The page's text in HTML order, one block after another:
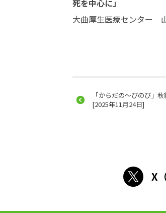
死を中心に」
大曲厚生医療センター
「からだの～びのび」
[2025年11月24日]
X